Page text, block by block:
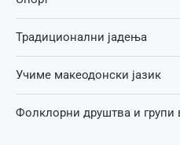
Традиционални јадења
Учиме макеодонски јазик
Фолклорни друштва и групи